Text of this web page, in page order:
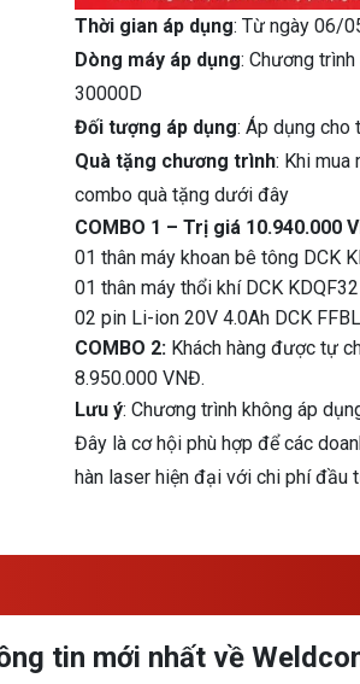
Thời gian áp dụng: Từ ngày 06/
Dòng máy áp dụng: Chương
30000D
Đối tượng áp dụng: Áp dụng cho
Quà tặng chương trình: Khi mua
combo quà tặng dưới đây
COMBO 1 – Trị giá 10.940.000
01 thân máy khoan bê tông DCK
01 thân máy thổi khí DCK
02 pin Li-ion 20V 4.0Ah DCK
COMBO 2: Khách hàng được tự
8.950.000 VNĐ.
Lưu ý: Chương trình không áp
Đây là cơ hội phù hợp để các
hàn laser hiện đại với chi phí
tin mới nhất về